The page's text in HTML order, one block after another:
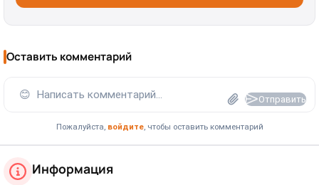
Оставить комментарий
😊 Написать комментарий... Отправить
Пожалуйста, войдите, чтобы оставить комментарий
Информация